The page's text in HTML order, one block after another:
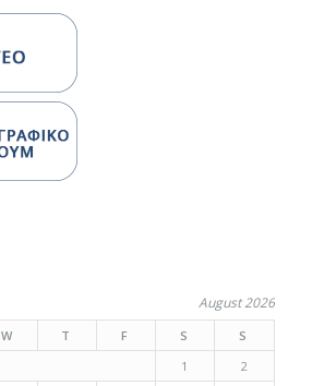
August 2026
W T F S
S
1
2